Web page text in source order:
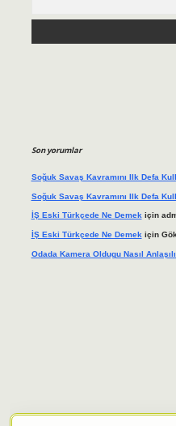
Son yorumlar
Soğuk Savaş Kavramını Ilk Defa
Soğuk Savaş Kavramını Ilk Defa
İŞ Eski Türkçede Ne Demekiçin
İŞ Eski Türkçede Ne Demek için
Odada Kamera Oldugu Nasıl